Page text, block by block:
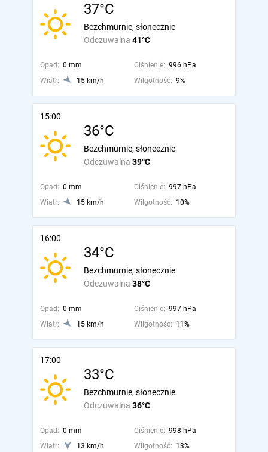
37°C
Odczuwalna 41°C
Bezchmurnie, słonecznie
Opad: 0 mm Ciśnienie: 996 hPa
Wiatr:
15 km/h Wilgotność: 9%
15:00
36°C
Odczuwalna 39°C
Bezchmurnie, słonecznie
Opad: 0 mm Ciśnienie: 997 hPa
Wiatr:
15 km/h Wilgotność: 10%
16:00
34°C
Odczuwalna 38°C
Bezchmurnie, słonecznie
Opad: 0 mm Ciśnienie: 997 hPa
Wiatr:
15 km/h Wilgotność: 11%
17:00
33°C
Odczuwalna 36°C
Bezchmurnie, słonecznie
Opad: 0 mm Ciśnienie: 998 hPa
Wiatr:
13 km/h Wilgotność: 13%